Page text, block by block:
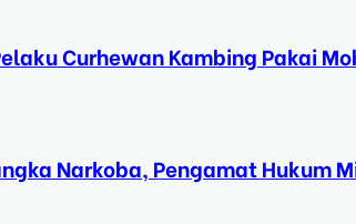
Curhewan Kambing Pakai
Narkoba, Pengamat Hukum